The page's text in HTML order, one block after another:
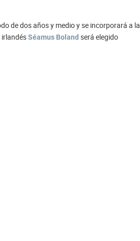
de dos años y medio y se incorporará a la
irlandésSéamus Boland será elegido